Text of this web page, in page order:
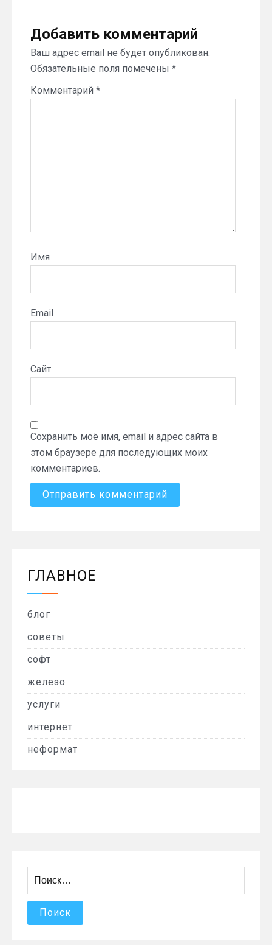
Добавить комментарий
Ваш адрес email не будет опубликован.
Обязательные поля помечены *
Комментарий *
Имя
Email
Сайт
Сохранить моё имя, email и адрес сайта в
этом браузере для последующих моих
комментариев.
ГЛАВНОЕ
блог
советы
софт
железо
услуги
интернет
неформат